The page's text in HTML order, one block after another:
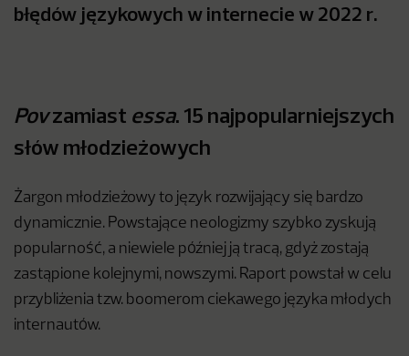
błędów językowych w internecie w 2022 r.
Povzamiast essa. 15 najpopularniejszych
słów młodzieżowych
Żargon młodzieżowy to język rozwijający się bardzo
dynamicznie. Powstające neologizmy szybko zyskują
popularność, a niewiele później ją tracą, gdyż zostają
zastąpione kolejnymi, nowszymi. Raport powstał w celu
przybliżenia tzw. boomerom ciekawego języka młodych
internautów.